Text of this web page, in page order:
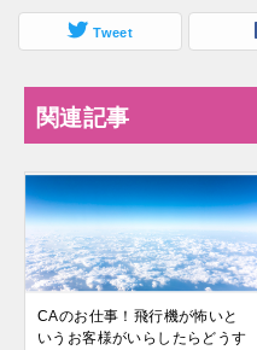
Tweet
関連記事
CAのお仕事！飛行機が怖いと
いうお客様がいらしたらどうす